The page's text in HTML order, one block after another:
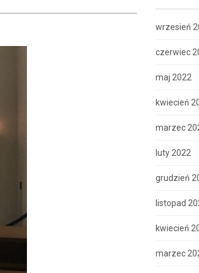
wrzesień
czerwiec
maj 2022
kwiecień
marzec
luty 2022
grudzień
listopad
kwiecień
marzec